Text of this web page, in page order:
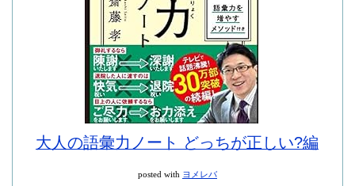
大人の語彙力ノート どっちが正しい?編
posted with ヨメレバ